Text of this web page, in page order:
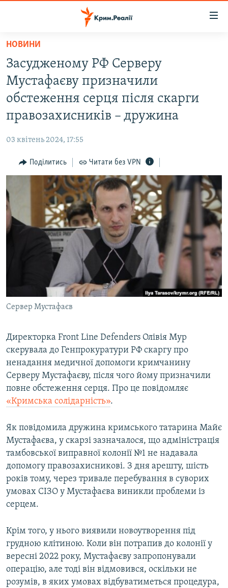
Перейти
основного
матеріалу
Перейти
до
основної
Перейти
пошуку
ВОДА.КРИМ
ВІДЕО ТА ФОТО
ІНТЕРВ'Ю
ВСЕ ЗА ДЕНЬ
СПЕЦПРОЕКТИ
ДЕПОРТАЦІЯ
ВІДЕОУРОКИ «ELIFBE»
СВІДЧЕННЯ ОКУПАЦІЇ
УКРАЇНСЬКА ПРОБЛЕМА КРИМУ
ІНФОГРАФІКА
ЯК ОБІЙТИ БЛОКУВАННЯ
ДОЛУЧАЙСЯ!
Усі сайти RFE/RL
НОВИНИ
Засудженому РФ Серверу
Мустафаєву призначили
обстеження серця після скарги
правозахисників – дружина
03 квітень 2024, 17:55
Поділитись Читати без VPN
Сервер Мустафаєв
Директорка Front Line Defenders Олівія Мур
скерувала до Генпрокуратури РФ скаргу про
ненадання медичної допомоги кримчанину
Серверу Мустафаєву, після чого йому призначили
повне обстеження серця. Про це повідомляє
«Кримська солідарність».
Як повідомила дружина кримського татарина Майє
Мустафаєва, у скарзі зазначалося, що адміністрація
тамбовської виправної колонії №1 не надавала
допомогу правозахисникові. З дня арешту, шість
років тому, через тривале перебування в суворих
умовах СІЗО у Мустафаєва виникли проблеми із
серцем.
Крім того, у нього виявили новоутворення під
грудною клітиною. Коли він потрапив до колонії у
вересні 2022 року, Мустафаєву запропонували
операцію, але тоді він відмовився, оскільки не
розумів, в яких умовах відбуватиметься процедура,